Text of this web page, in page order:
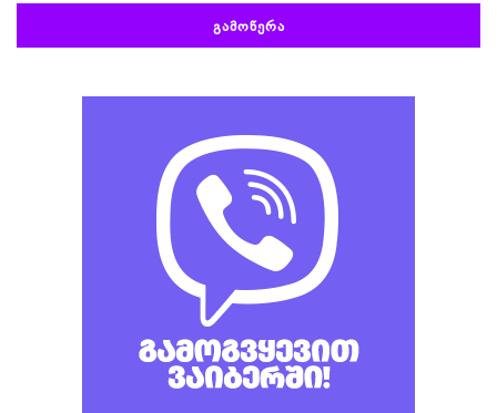
ᲒᲐᲛᲝᲬᲔᲠᲐ